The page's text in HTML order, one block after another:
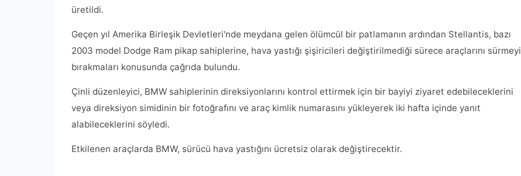
üretildi.
Geçen yıl Amerika Birleşik Devletleri'nde meydana gelen ölümcül bir patlamanın ardından Stellantis, bazı
2003 model Dodge Ram pikap sahiplerine, hava yastığı şişiricileri değiştirilmediği sürece araçlarını sürmeyi
bırakmaları konusunda çağrıda bulundu.
Çinli düzenleyici, BMW sahiplerinin direksiyonlarını kontrol ettirmek için bir bayiyi ziyaret edebileceklerini
veya direksiyon simidinin bir fotoğrafını ve araç kimlik numarasını yükleyerek iki hafta içinde yanıt
alabileceklerini söyledi.
Etkilenen araçlarda BMW, sürücü hava yastığını ücretsiz olarak değiştirecektir.